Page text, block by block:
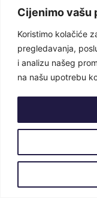
Cijenimo vašu
Koristimo kolačiće
pregledavanja,
i analizu našeg
na našu upotrebu
obrta. Kliknite
lokacije na karti
saznajte više o
talentiranim
'Ko vam